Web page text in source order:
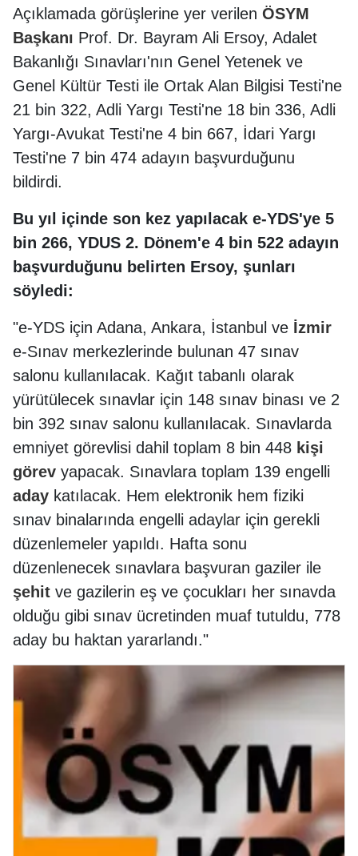
Açıklamada görüşlerine yer verilen ÖSYM
Başkanı Prof. Dr. Bayram Ali Ersoy, Adalet
Bakanlığı Sınavları'nın Genel Yetenek ve
Genel Kültür Testi ile Ortak Alan Bilgisi Testi'ne
21 bin 322, Adli Yargı Testi'ne 18 bin 336, Adli
Yargı-Avukat Testi'ne 4 bin 667, İdari Yargı
Testi'ne 7 bin 474 adayın başvurduğunu
bildirdi.
Bu yıl içinde son kez yapılacak e-YDS'ye 5
bin 266, YDUS 2. Dönem'e 4 bin 522 adayın
başvurduğunu belirten Ersoy, şunları
söyledi:
"e-YDS için Adana, Ankara, İstanbul ve İzmir
e-Sınav merkezlerinde bulunan 47 sınav
salonu kullanılacak. Kağıt tabanlı olarak
yürütülecek sınavlar için 148 sınav binası ve 2
bin 392 sınav salonu kullanılacak. Sınavlarda
emniyet görevlisi dahil toplam 8 bin 448 kişi
görev yapacak. Sınavlara toplam 139 engelli
aday katılacak. Hem elektronik hem fiziki
sınav binalarında engelli adaylar için gerekli
düzenlemeler yapıldı. Hafta sonu
düzenlenecek sınavlara başvuran gaziler ile
şehit ve gazilerin eş ve çocukları her sınavda
olduğu gibi sınav ücretinden muaf tutuldu, 778
aday bu haktan yararlandı."